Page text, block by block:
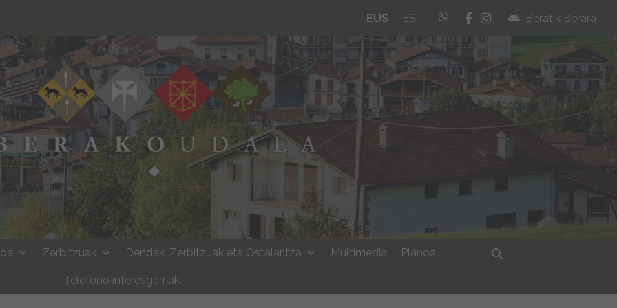
EUS ES whatsapp
facebook
instagram
Beratik Berara
Zerbitzuak Dendak, Zerbitzuak eta Ostalaritza Multimedia Planoa
Telefono interesgarriak